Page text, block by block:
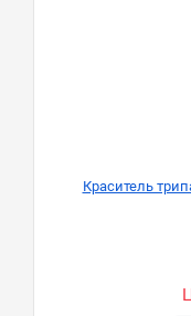
Краситель